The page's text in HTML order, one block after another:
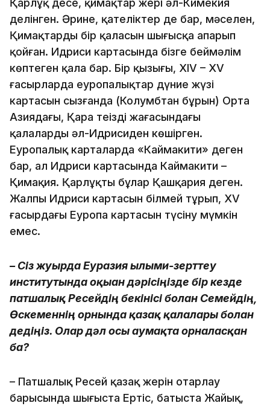
Қарлұқ десе, қимақ­тар жері әл-Кимекия
делінген. Әрине, қателіктер де бар, мәселен,
Қимақ­тардың бір қаласын шығысқа апарып
қойған. Идриси картасында бізге беймәлім
көптеген қала бар. Бір қызығы, XIV – XV
ғасырларда еуропа­лықтар дүние жүзі
картасын сызғанда (Колумбтан бұрын) Орта
Азиядағы, Қара теңіздің жағасындағы
қалаларды әл-Идрисиден көшірген.
Еуропалық карталарда «Каймакити» деген
бар, ал Идриси картасында Каймакити –
Қимақия. Қарлұқты бұлар Қашқария деген.
Жалпы Идриси картасын білмей тұрып, XV
ғасырдағы Еуропа картасын түсіну мүмкін
емес.
– Сіз жуырда Еуразия ғылыми-зерттеу
институтында оқыған дәрісіңізде бір кезде
патшалық Ресейдің бекінісі болған Семейдің,
Өскеменнің орнында қазақ қалалары болған
дедіңіз. Олар дәл осы аумақта орналасқан
ба?
– Патшалық Ресей қазақ жерін отарлау
барысында шығыста Ертіс, батыста Жайық,